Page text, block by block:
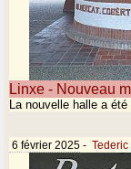
Linxe - Nouveau
La nouvelle halle a
6 février 2025 - Tederic